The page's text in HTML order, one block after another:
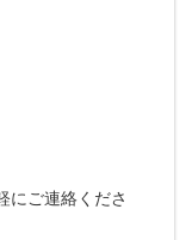
にご連絡くださ